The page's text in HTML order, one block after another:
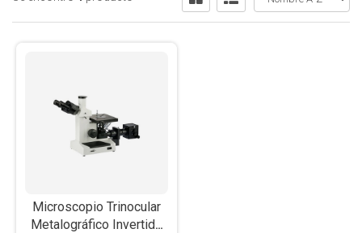
Microscopio Trinocular
Metalográfico Invertido